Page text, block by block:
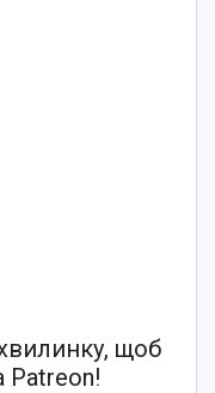
щоб
Patreon!